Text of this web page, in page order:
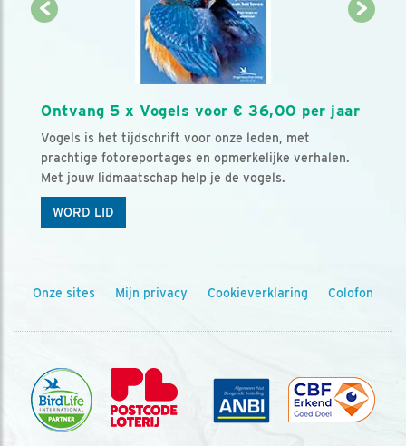
Ontvang 5 x Vogels voor € 36,00 per jaar
Vogels is het tijdschrift voor onze leden, met
prachtige fotoreportages en opmerkelijke verhalen.
Met jouw lidmaatschap help je de vogels.
WORD LID
Onze sites Mijn privacy Cookieverklaring Colofon